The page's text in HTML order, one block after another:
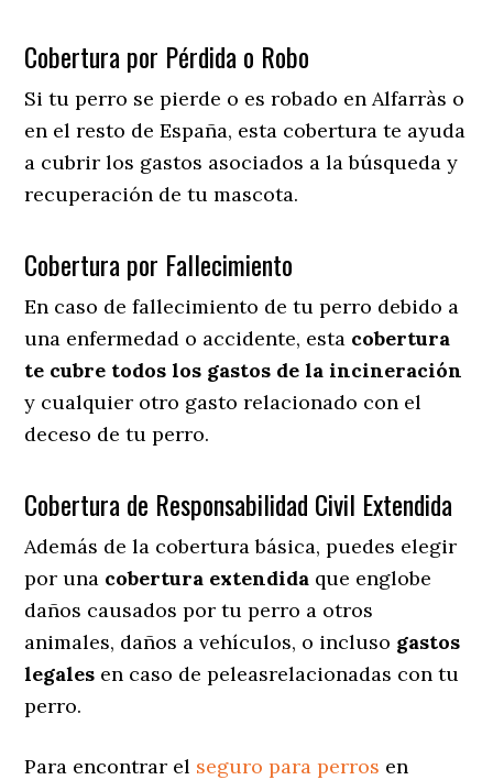
Cobertura por Pérdida o Robo
Si tu perro se pierde o es robado en Alfarràs o
en el resto de España, esta cobertura te ayuda
a cubrir los gastos asociados a la búsqueda y
recuperación de tu mascota.
Cobertura por Fallecimiento
En caso de fallecimiento de tu perro debido a
una enfermedad o accidente, esta cobertura
te cubre todos los gastos de la incineración
y cualquier otro gasto relacionado con el
deceso de tu perro.
Cobertura de Responsabilidad Civil Extendida
Además de la cobertura básica, puedes elegir
por una cobertura extendida que englobe
daños causados por tu perro a otros
animales, daños a vehículos, o incluso gastos
legales en caso de peleasrelacionadas con tu
perro.
Para encontrar el seguro para perros en